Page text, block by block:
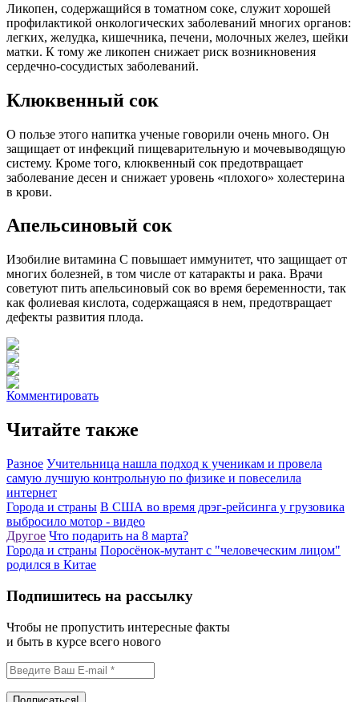
Ликопен, содержащийся в томатном соке, служит хорошей
профилактикой онкологических заболеваний многих органов:
легких, желудка, кишечника, печени, молочных желез, шейки
матки. К тому же ликопен снижает риск возникновения
сердечно-сосудистых заболеваний.
Клюквенный сок
О пользе этого напитка ученые говорили очень много. Он
защищает от инфекций пищеварительную и мочевыводящую
систему. Кроме того, клюквенный сок предотвращает
заболевание десен и снижает уровень «плохого» холестерина
в крови.
Апельсиновый сок
Изобилие витамина С повышает иммунитет, что защищает от
многих болезней, в том числе от катаракты и рака. Врачи
советуют пить апельсиновый сок во время беременности, так
как фолиевая кислота, содержащаяся в нем, предотвращает
дефекты развития плода.
Комментировать
Читайте также
Разное Учительница нашла подход к ученикам и провела
самую лучшую контрольную по физике и повеселила
интернет
Города и страны В США во время дрэг-рейсинга у грузовика
выбросило мотор - видео
Другое Что подарить на 8 марта?
Города и страны Поросёнок-мутант с "человеческим лицом"
родился в Китае
Подпишитесь на рассылку
Чтобы не пропустить интересные факты
и быть в курсе всего нового